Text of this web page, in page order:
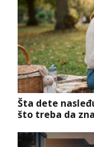
Šta dete
što treba da